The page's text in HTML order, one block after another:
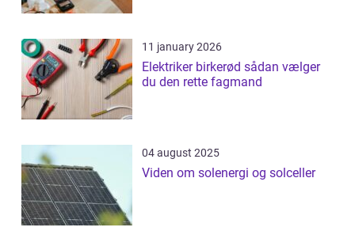
11 january 2026
Elektriker birkerød sådan vælger
du den rette fagmand
04 august 2025
Viden om solenergi og solceller